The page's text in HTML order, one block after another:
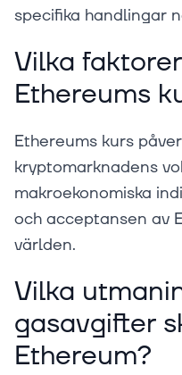
specifika handlingar
Vilka
Ethereums
Ethereums kurs
kryptomarknadens
makroekonomiska
och acceptansen av
världen.
Vilka
gasavgifter
Ethereum?